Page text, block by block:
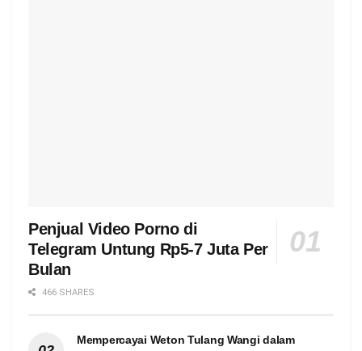
Penjual Video Porno di
Telegram Untung Rp5-7 Juta Per
Bulan
466 SHARES
Mempercayai Weton Tulang Wangi dalam